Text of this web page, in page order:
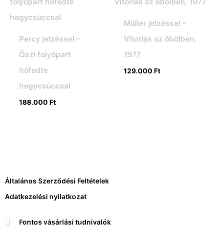
Percy jelzéssel –
Őszi folyópart
hófedte
hegycsúccsal
188.000 Ft
Müller jelzéssel –
Vitorlás az öbölben,
1977
129.000 Ft
Általános Szerződési Feltételek
Adatkezelési nyilatkozat
Fontos vásárlási tudnivalók